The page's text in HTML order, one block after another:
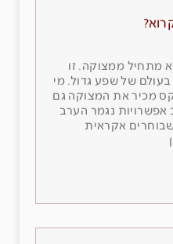
מתחיל ממצוקה. זו
של שפע גדול. מי
מכיר את המצוקה גם
אפשרויות נגמר הערב
אקראית